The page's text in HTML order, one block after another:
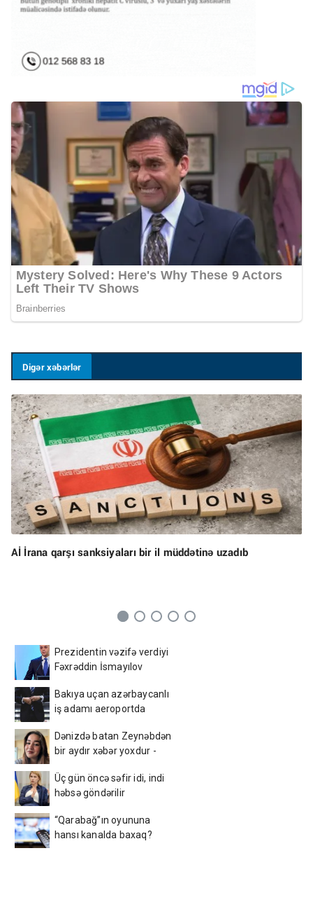
Digər xəbərlər
Aİ İrana qarşı sanksiyaları bir il müddətinə uzadıb
Prezidentin vəzifə verdiyi
Fəxrəddin İsmayılov
Bakıya uçan azərbaycanlı
iş adamı aeroportda
Dənizdə batan Zeynəbdən
bir aydır xəbər yoxdur -
Üç gün öncə səfir idi, indi
həbsə göndərilir
“Qarabağ”ın oyununa
hansı kanalda baxaq?